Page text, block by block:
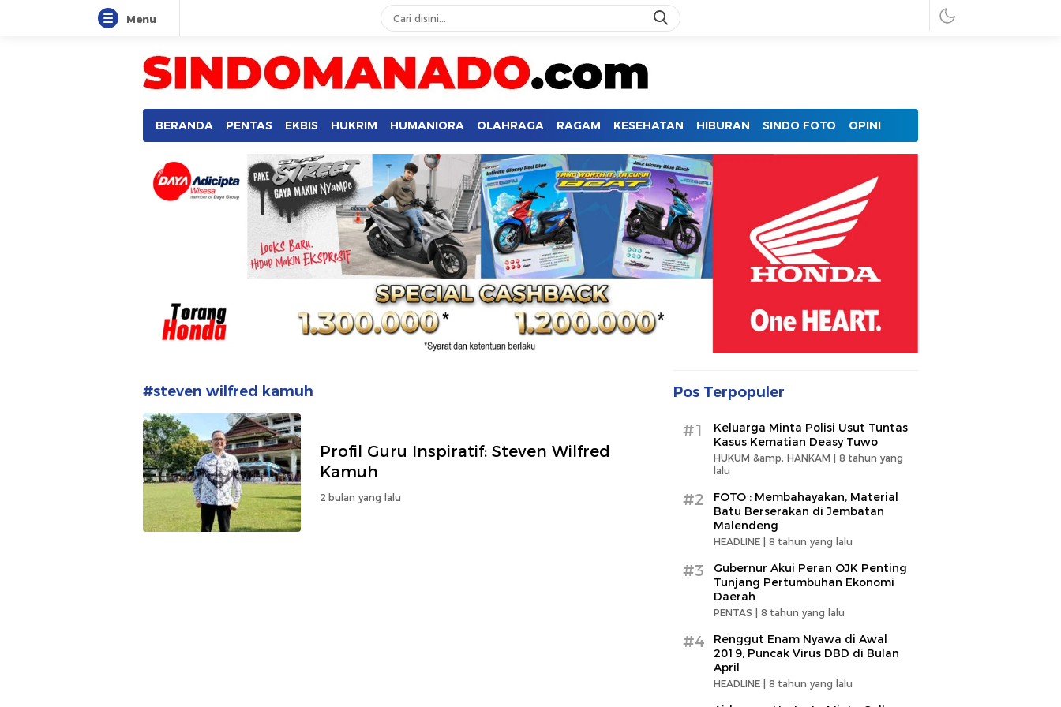
Menu
SINDOMANADO
Informatif dan Edukatif
BERANDA PENTAS EKBIS HUKRIM HUMANIORA OLAHRAGA RAGAM KESEHATAN HIBURAN SINDO FOTO OPINI
#steven wilfred kamuh
Profil Guru Inspiratif: Steven Wilfred
Kamuh
2 bulan yang lalu
Pos Terpopuler
#1
Keluarga Minta Polisi Usut Tuntas
Kasus Kematian Deasy Tuwo
HUKUM &amp; HANKAM | 8 tahun yang
lalu
#2
FOTO : Membahayakan, Material
Batu Berserakan di Jembatan
Malendeng
HEADLINE | 8 tahun yang lalu
#3
Gubernur Akui Peran OJK Penting
Tunjang Pertumbuhan Ekonomi
Daerah
PENTAS | 8 tahun yang lalu
#4
Renggut Enam Nyawa di Awal
2019, Puncak Virus DBD di Bulan
April
HEADLINE | 8 tahun yang lalu